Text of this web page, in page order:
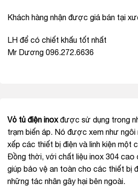
Khách hàng nhận được giá bán tại
LH để có chiết khấu tốt nhất
Mr Dương 096.272.6636
Vỏ tủ điện inoxđược sử dụng trong
trạm biến áp. Nó được xem như ngôi
xếp các thiết bị điện và linh kiện một
Đồng thời, với chất liệu inox 304 cao
giúp bảo vệ an toàn cho các thiết bị
những tác nhân gây hại bên ngoài.